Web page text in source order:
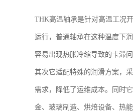
THK高温轴承是针对高温工况
运行，普通轴承在这种温度下
容易出现热胀冷缩导致的卡滞问
其次它适配特殊的润滑方案，
需求，降低了运维成本。同时
金、玻璃制造、烘焙设备、热